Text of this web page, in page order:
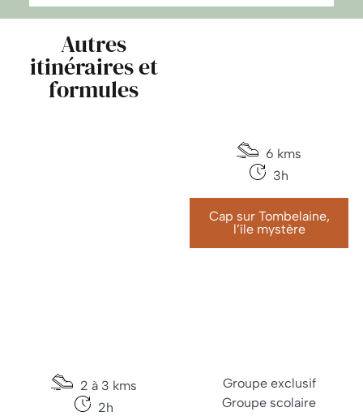
Autres
itinéraires et
formules
6 kms
3h
Cap sur Tombelaine,
l’île mystère
2 à 3 kms
2h
Groupe exclusif
Groupe scolaire